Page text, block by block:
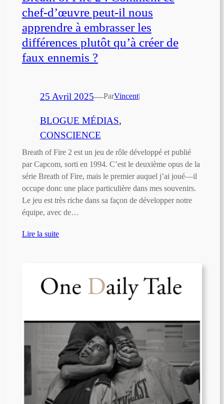
chef-d’œuvre peut-il nous
apprendre à embrasser les
différences plutôt qu’à créer de
faux ennemis ?
25 Avril 2025—ParVincent|
BLOGUE MÉDIAS
CONSCIENCE
Breath of Fire 2 est un jeu de rôle développé et publié
par Capcom, sorti en 1994. C’est le deuxième opus de la
série Breath of Fire, mais le premier auquel j’ai joué—il
occupe donc une place particulière dans mes souvenirs.
Le jeu est très riche dans sa façon de développer notre
équipe, avec de…
Lire la suite